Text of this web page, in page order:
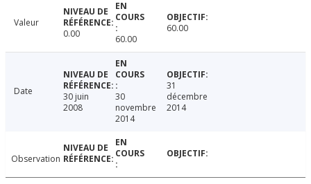
Valeur
0.00
60.00
60.00
Date
30 juin
2008
30
novembre
2014
31
décembre
2014
Observation